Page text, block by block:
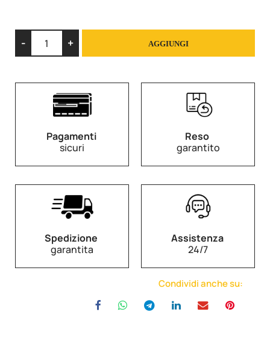
AGGIUNGI
Pagamenti
sicuri
Reso
garantito
Spedizione
garantita
Assistenza
24/7
Condividi anche su: